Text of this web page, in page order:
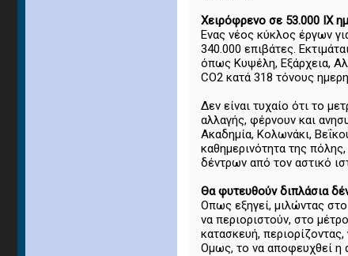
Χειρόφρενο σε 53.000 ΙΧ
Ενας νέος κύκλος έργων
340.000 επιβάτες.
όπως Κυψέλη, Εξάρχεια,
CO2 κατά 318 τόνους
Δεν είναι τυχαίο ότι το
αλλαγής, φέρνουν και
Ακαδημία, Κολωνάκι,
καθημερινότητα της
δέντρων από τον αστικό
Θα φυτευθούν διπλάσια
Οπως εξηγεί, μιλώντας
να περιοριστούν, στο
κατασκευή,
Ομως, το να αποφευχθεί η